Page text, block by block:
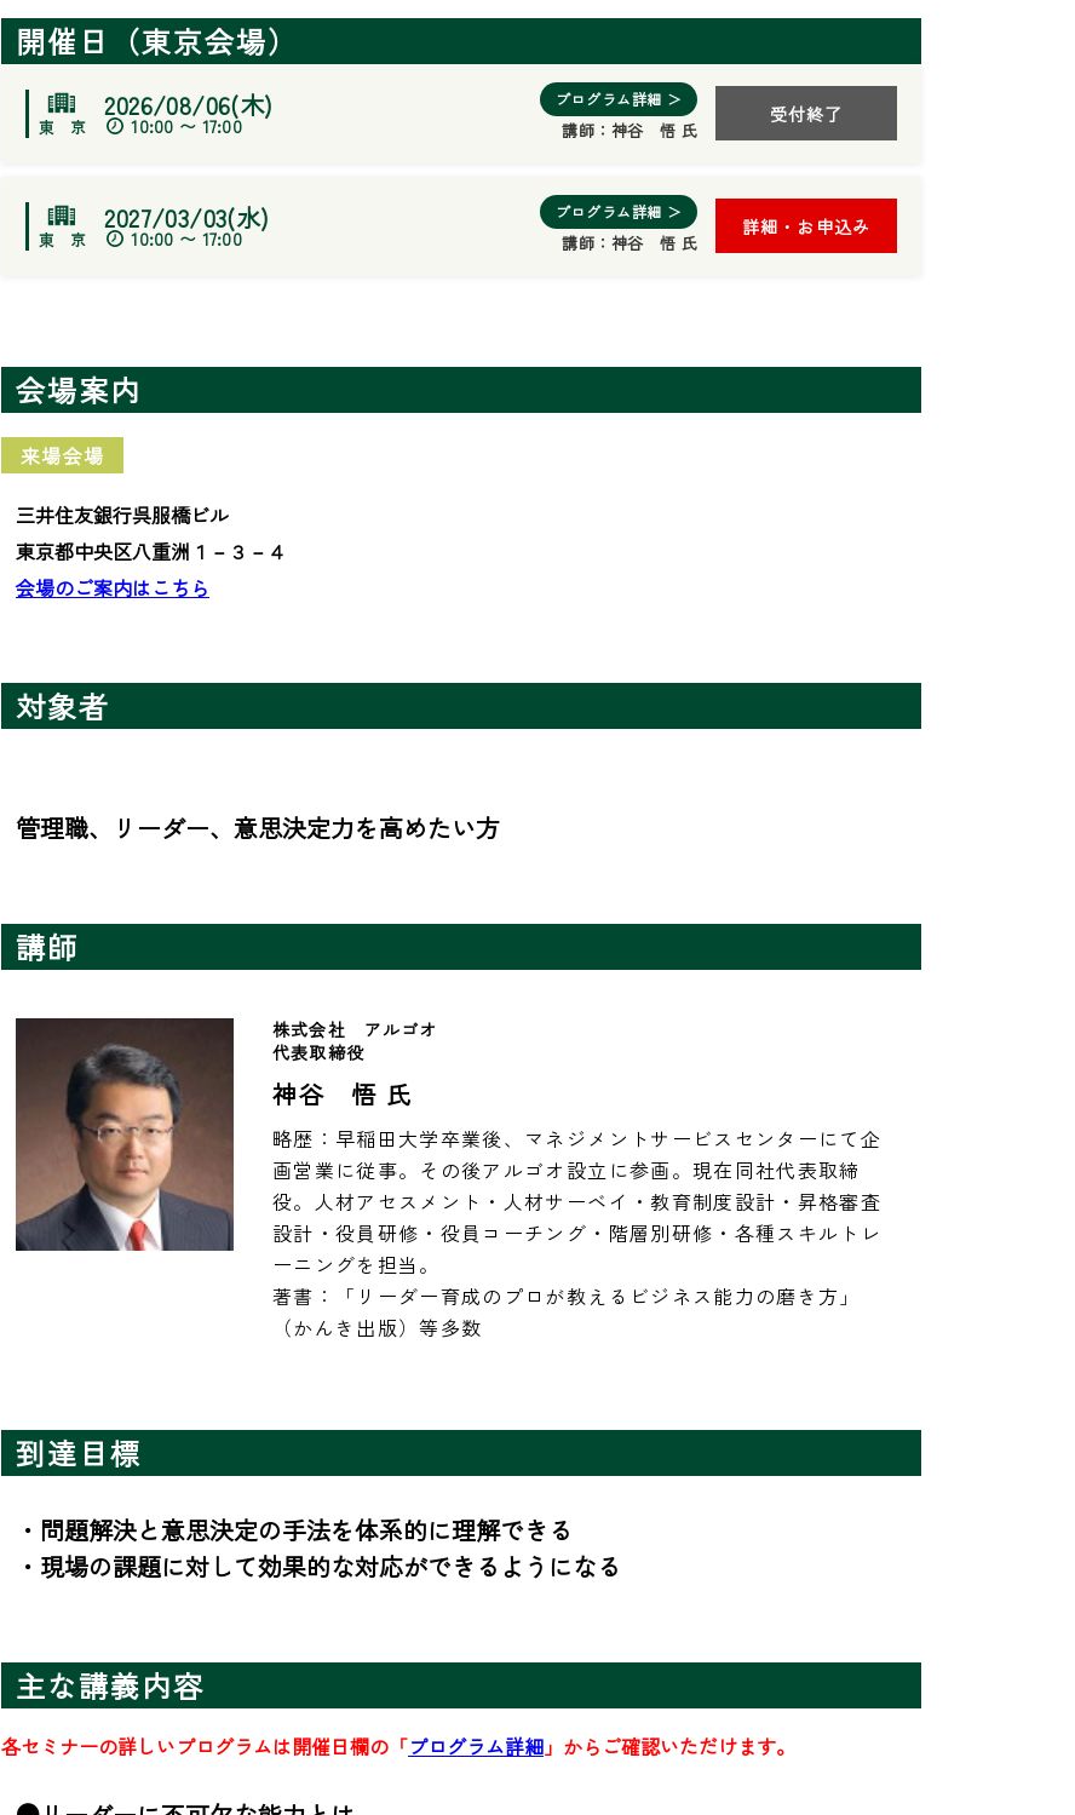
開催日（東京会場）
2026/08/06(木)
10:00 〜 17:00
プログラム詳細 ＞
講師： 神谷 悟 氏
受付終了
2027/03/03(水)
10:00 〜 17:00
プログラム詳細 ＞
講師： 神谷 悟 氏
詳細・お申込み
会場案内
来場会場
三井住友銀行呉服橋ビル
東京都中央区八重洲１－３－４
会場のご案内はこちら
対象者
管理職、リーダー、意思決定力を高めたい方
講師
株式会社　アルゴオ
代表取締役
神谷 悟 氏
略歴：早稲田大学卒業後、マネジメントサービスセンターにて企
画営業に従事。その後アルゴオ設立に参画。現在同社代表取締
役。人材アセスメント・人材サーベイ・教育制度設計・昇格審査
設計・役員研修・役員コーチング・階層別研修・各種スキルトレ
ーニングを担当。
著書：「リーダー育成のプロが教えるビジネス能力の磨き方」
（かんき出版）等多数
到達目標
・問題解決と意思決定の手法を体系的に理解できる
・現場の課題に対して効果的な対応ができるようになる
主な講義内容
各セミナーの詳しいプログラムは開催日欄の「プログラム詳細 」からご確認いただけます。